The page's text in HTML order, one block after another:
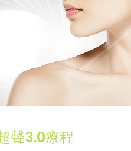
聲3.0療程